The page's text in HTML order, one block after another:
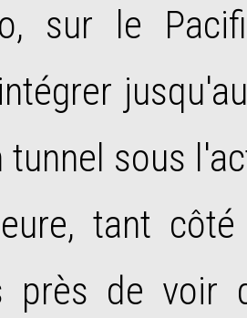
sur le
tunnel sous
tant
près de voir